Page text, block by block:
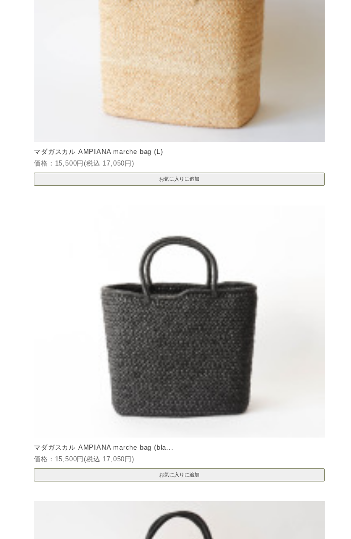
マダガスカル AMPIANA marche bag (L)
価格：15,500円(税込 17,050円)
マダガスカル AMPIANA marche bag (bla...
価格：15,500円(税込 17,050円)